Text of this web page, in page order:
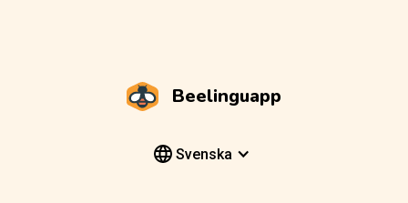
Beelinguapp
Svenska